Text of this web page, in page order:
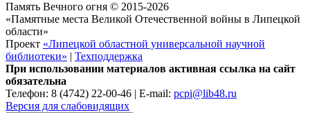
Память Вечного огня © 2015-2026
«Памятные места Великой Отечественной войны в Липецкой
области»
Проект «Липецкой областной универсальной научной
библиотеки» | Техподдержка
При использовании материалов активная ссылка на сайт
обязательна
Телефон: 8 (4742) 22-00-46 | E-mail: pcpi@lib48.ru
Версия для слабовидящих